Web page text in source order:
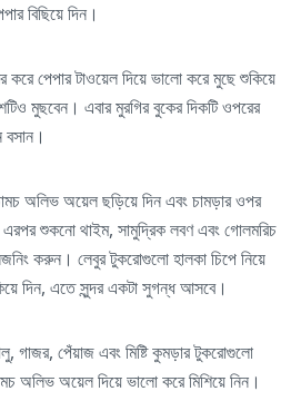
বিছিয়ে দিন।
করে পেপার টাওয়েল দিয়ে ভালো করে মুছে শুকিয়ে
মুছবেন। এবার মুরগির বুকের দিকটি ওপরের
বসান।
অলিভ অয়েল ছড়িয়ে দিন এবং চামড়ার ওপর
এরপর শুকনো থাইম, সামুদ্রিক লবণ এবং গোলমরিচ
করুন। লেবুর টুকরোগুলো হালকা চিপে নিয়ে
দিন, এতে সুন্দর একটা সুগন্ধ আসবে।
গাজর, পেঁয়াজ এবং মিষ্টি কুমড়ার টুকরোগুলো
অলিভ অয়েল দিয়ে ভালো করে মিশিয়ে নিন।